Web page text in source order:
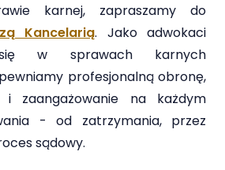
karnej, zapraszamy do
Kancelarią. Jako adwokaci
się w sprawach karnych
profesjonalną obronę,
i zaangażowanie na każdym
- od zatrzymania, przez
sądowy.